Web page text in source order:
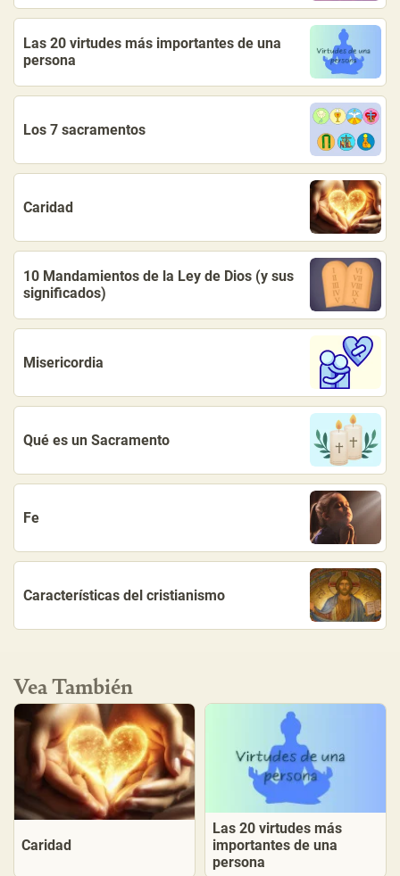
Las 20 virtudes más importantes de una
persona
Los 7 sacramentos
Caridad
10 Mandamientos de la Ley de Dios (y sus
significados)
Misericordia
Qué es un Sacramento
Fe
Características del cristianismo
Vea También
Caridad
Las 20 virtudes más
importantes de una
persona